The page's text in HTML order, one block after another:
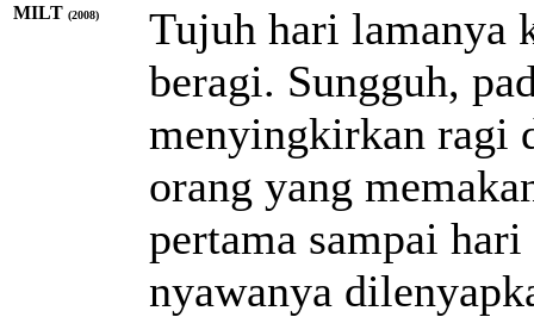
MILT (2008)
Tujuh hari lamanya
beragi. Sungguh,
menyingkirkan ragi
orang yang
pertama sampai
nyawanya